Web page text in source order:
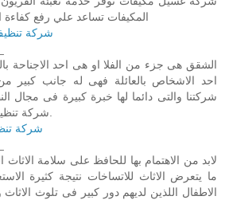
المكيفات تساعد علي رفع
شركة
الشقق هى جزء من الفلا او هى احد الاجناحة
احد الاشخاص بالعائلة فهى له جانب كبير
شركتنا والتى دائما لها خبرة كبيرة فى مجال
شركة
لابد من الاهتمام بها للحافظ على سلامة
ما يتعرض الاثاث للاتساخات نتيجة كثيرة
الاطفال اللذين لديهم دور كبير فى تلوث